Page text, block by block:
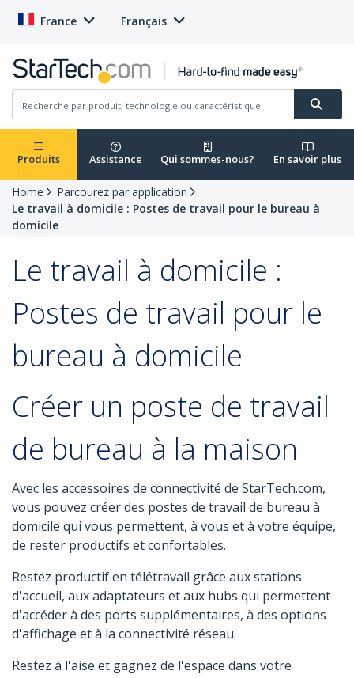
France Français
Produits Assistance Qui sommes-nous? En savoir plus
Home
Parcourez par application
Le travail à domicile : Postes de travail pour le bureau à
domicile
Le travail à domicile :
Postes de travail pour le
bureau à domicile
Créer un poste de travail
de bureau à la maison
Avec les accessoires de connectivité de StarTech.com,
vous pouvez créer des postes de travail de bureau à
domicile qui vous permettent, à vous et à votre équipe,
de rester productifs et confortables.
Restez productif en télétravail grâce aux stations
d'accueil, aux adaptateurs et aux hubs qui permettent
d'accéder à des ports supplémentaires, à des options
d'affichage et à la connectivité réseau.
Restez à l'aise et gagnez de l'espace dans votre